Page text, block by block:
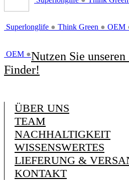
Superlonglife ● Think Green ● OEM
OEM ●Nutzen Sie
Finder!
ÜBER UNS
TEAM
NACHHALTIGKEIT
WISSENSWERTES
LIEFERUNG &
KONTAKT